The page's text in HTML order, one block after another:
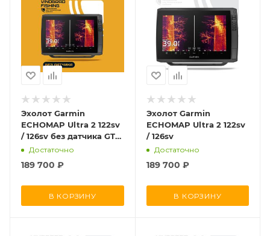
Эхолот Garmin
ECHOMAP Ultra 2 122sv
/ 126sv без датчика GT
56Достаточно
189 700 ₽
В КОРЗИНУ
Эхолот Garmin
ECHOMAP Ultra 2 122sv
/ 126sv
Достаточно
189 700 ₽
В КОРЗИНУ